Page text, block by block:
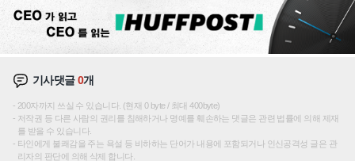
기사댓글0개
200자까지 쓰실 수 있습니다. (현재 0 byte / 최대 400byte)
저작권 등 다른 사람의 권리를 침해하거나 명예를 훼손하는 댓글은 관련 법률에 의해 제재
를 받을 수 있습니다.
타인에게 불쾌감을 주는 욕설 등 비하하는 단어가 내용에 포함되거나 인신공격성 글은 관
리자의 판단에 의해 삭제 합니다.